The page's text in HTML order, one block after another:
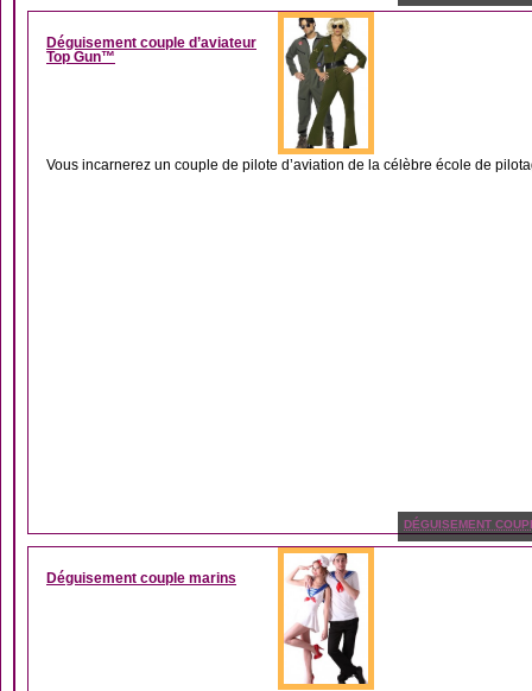
Déguisement couple d’aviateur
Top Gun™
Vous incarnerez un couple de pilote d’aviation de la célèbre école de
DÉGUISEMENT
Déguisement couple marins